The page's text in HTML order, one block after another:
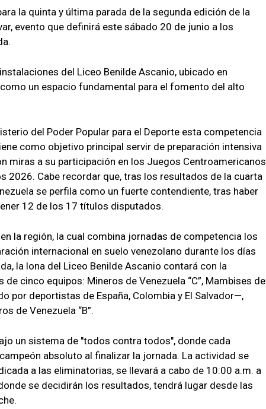
la quinta y última parada de la segunda edición de la
evento que definirá este sábado 20 de junio a los
del Liceo Benilde Ascanio, ubicado en
un espacio fundamental para el fomento del alto
del Poder Popular para el Deporte esta competencia
como objetivo principal servir de preparación intensiva
miras a su participación en los Juegos Centroamericanos
2026. Cabe recordar que, tras los resultados de la cuarta
se perfila como un fuerte contendiente, tras haber
12 de los 17 títulos disputados.
la región, la cual combina jornadas de competencia los
internacional en suelo venezolano durante los días
la lona del Liceo Benilde Ascanio contará con la
cinco equipos: Mineros de Venezuela “C”, Mambises de
por deportistas de España, Colombia y El Salvador—,
de Venezuela “B”.
un sistema de "todos contra todos", donde cada
absoluto al finalizar la jornada. La actividad se
a las eliminatorias, se llevará a cabo de 10:00 a.m. a
se decidirán los resultados, tendrá lugar desde las